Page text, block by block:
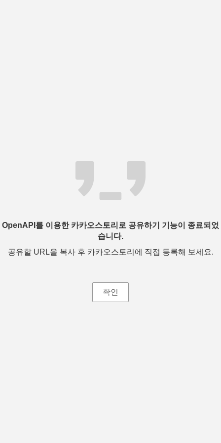
OpenAPI를 이용한 카카오스토리로 공유하기 기능이 종료되었
습니다.
공유할 URL을 복사 후 카카오스토리에 직접 등록해 보세요.
확인